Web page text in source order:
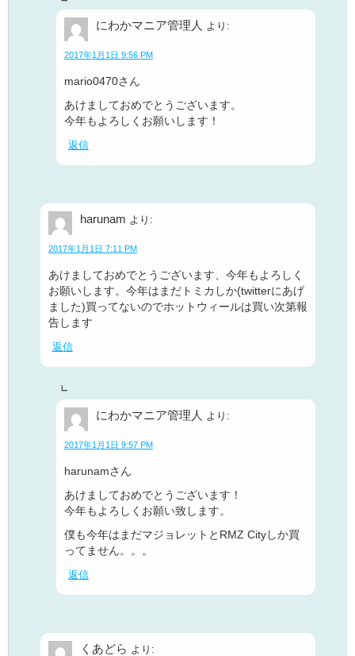
にわかマニア管理人 より:
2017年1月1日 9:56 PM
mario0470さん
あけましておめでとうございます。
今年もよろしくお願いします！
返信
harunam より:
2017年1月1日 7:11 PM
あけましておめでとうございます、今年もよろしく
お願いします。今年はまだトミカしか(twitterにあげ
ました)買ってないのでホットウィールは買い次第報
告します
返信
にわかマニア管理人 より:
2017年1月1日 9:57 PM
harunamさん
あけましておめでとうございます！
今年もよろしくお願い致します。
僕も今年はまだマジョレットとRMZ Cityしか買
ってません。。。
返信
くあどら より: